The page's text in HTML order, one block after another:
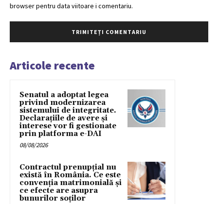
browser pentru data viitoare i comentariu.
Articole recente
Senatul a adoptat legea
privind modernizarea
sistemului de integritate.
Declarațiile de avere și
interese vor fi gestionate
prin platforma e-DAI
08/08/2026
Contractul prenupțial nu
există în România. Ce este
convenția matrimonială și
ce efecte are asupra
bunurilor soților